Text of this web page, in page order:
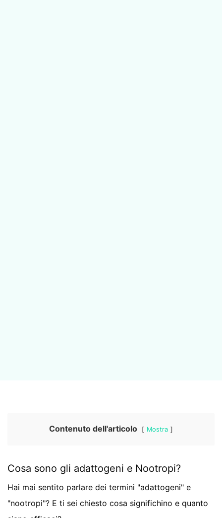
Contenuto dell'articolo Mostra
Cosa sono gli adattogeni e Nootropi?
Hai mai sentito parlare dei termini "adattogeni" e
"nootropi"? E ti sei chiesto cosa significhino e quanto